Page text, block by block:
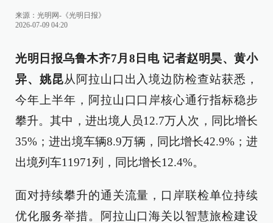
来源： 光明网-《光明日报》
2026-07-09 04:20
光明日报乌鲁木齐7月8日电 记者赵明昊、黄小
异、姚昆从阿拉山口出入境边防检查站获悉，
今年上半年，阿拉山口口岸核心通行指标稳步
攀升。其中，进出境人员12.7万人次，同比增长
35%；进出境车辆8.9万辆，同比增长42.9%；进
出境列车11971列，同比增长12.4%。
面对持续攀升的通关流量，口岸联检单位持续
优化服务举措。阿拉山口海关以智慧旅检建设